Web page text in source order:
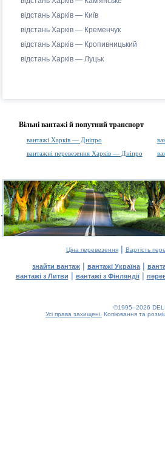
відстань Харків — Київ
відстань Харків — Кременчук
відстань Харків — Кропивницький
відстань Харків — Луцьк
Вільні вантажі й попутний транспорт
вантажі Харків — Дніпро
вантажні перевезення Харків — Дніпро
Ціна перевезення| Вартість
знайти вантаж | вантажі Україна |
вантажі з Литви | вантажі з Фінляндії|
©1995–2026
Усі права захищені. Копіювання та